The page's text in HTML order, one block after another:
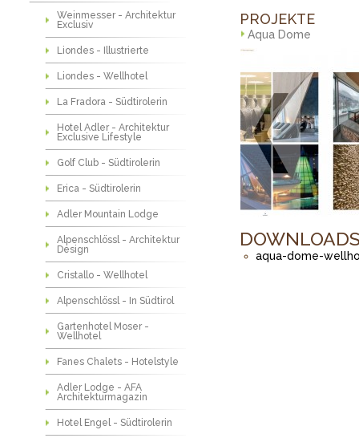
Weinmesser - Architektur
Exclusiv
Liondes - Illustrierte
Liondes - Wellhotel
La Fradora - Südtirolerin
Hotel Adler - Architektur
Exclusive Lifestyle
Golf Club - Südtirolerin
Erica - Südtirolerin
Adler Mountain Lodge
Alpenschlössl - Architektur
Design
Cristallo - Wellhotel
Alpenschlössl - In Südtirol
Gartenhotel Moser -
Wellhotel
Fanes Chalets - Hotelstyle
Adler Lodge - AFA
Architekturmagazin
Hotel Engel - Südtirolerin
PROJEKTE
Aqua Dome
aqua-dome-